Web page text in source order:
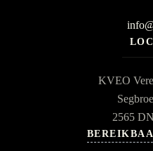
KVEO
2565